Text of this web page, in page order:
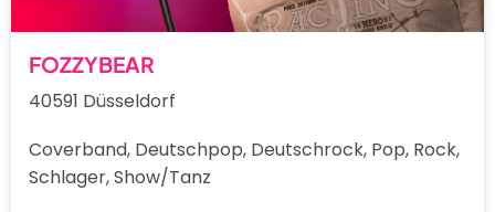
FOZZYBEAR
40591 Düsseldorf
Coverband, Deutschpop, Deutschrock, Pop, Rock,
Schlager, Show/Tanz